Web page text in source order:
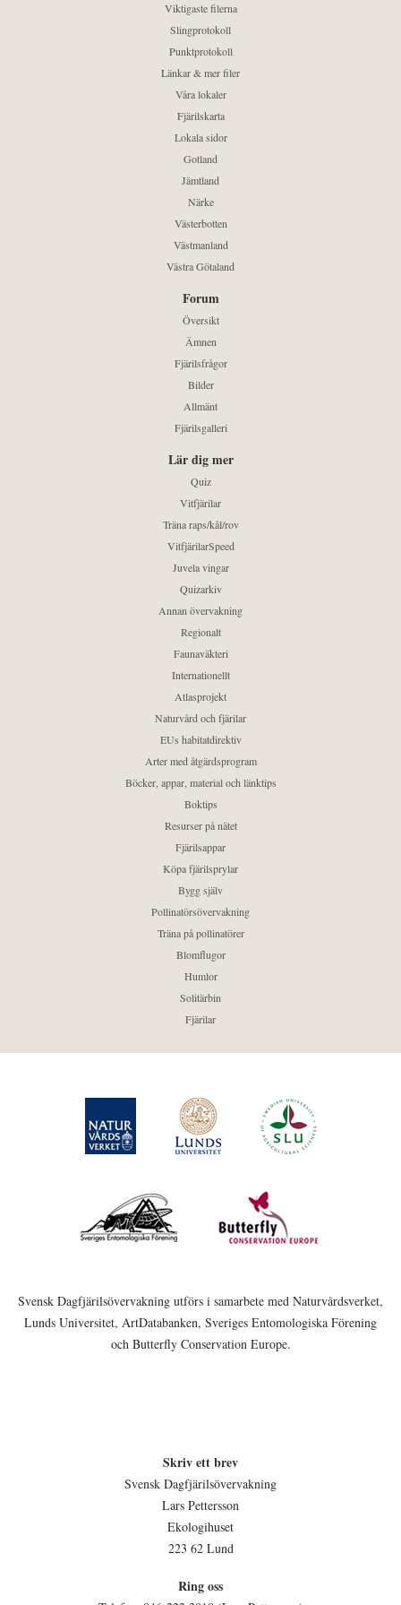
Viktigaste filerna
Slingprotokoll
Punktprotokoll
Länkar & mer filer
Våra lokaler
Fjärilskarta
Lokala sidor
Gotland
Jämtland
Närke
Västerbotten
Västmanland
Västra Götaland
Forum
Översikt
Ämnen
Fjärilsfrågor
Bilder
Allmänt
Fjärilsgalleri
Lär dig mer
Quiz
Vitfjärilar
Träna raps/kål/rov
VitfjärilarSpeed
Juvela vingar
Quizarkiv
Annan övervakning
Regionalt
Faunaväkteri
Internationellt
Atlasprojekt
Naturvård och fjärilar
EUs habitatdirektiv
Arter med åtgärdsprogram
Böcker, appar, material och länktips
Boktips
Resurser på nätet
Fjärilsappar
Köpa fjärilsprylar
Bygg själv
Pollinatörsövervakning
Träna på pollinatörer
Blomflugor
Humlor
Solitärbin
Fjärilar
Svensk Dagfjärilsövervakning utförs i samarbete med Naturvårdsverket,
Lunds Universitet, ArtDatabanken, Sveriges Entomologiska Förening
och Butterfly Conservation Europe.
Skriv ett brev
Svensk Dagfjärilsövervakning
Lars Pettersson
Ekologihuset
223 62 Lund
Ring oss